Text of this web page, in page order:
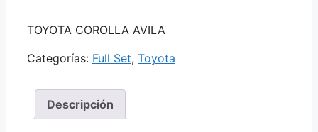
TOYOTA COROLLA AVILA
Categorías: Full Set, Toyota
Descripción